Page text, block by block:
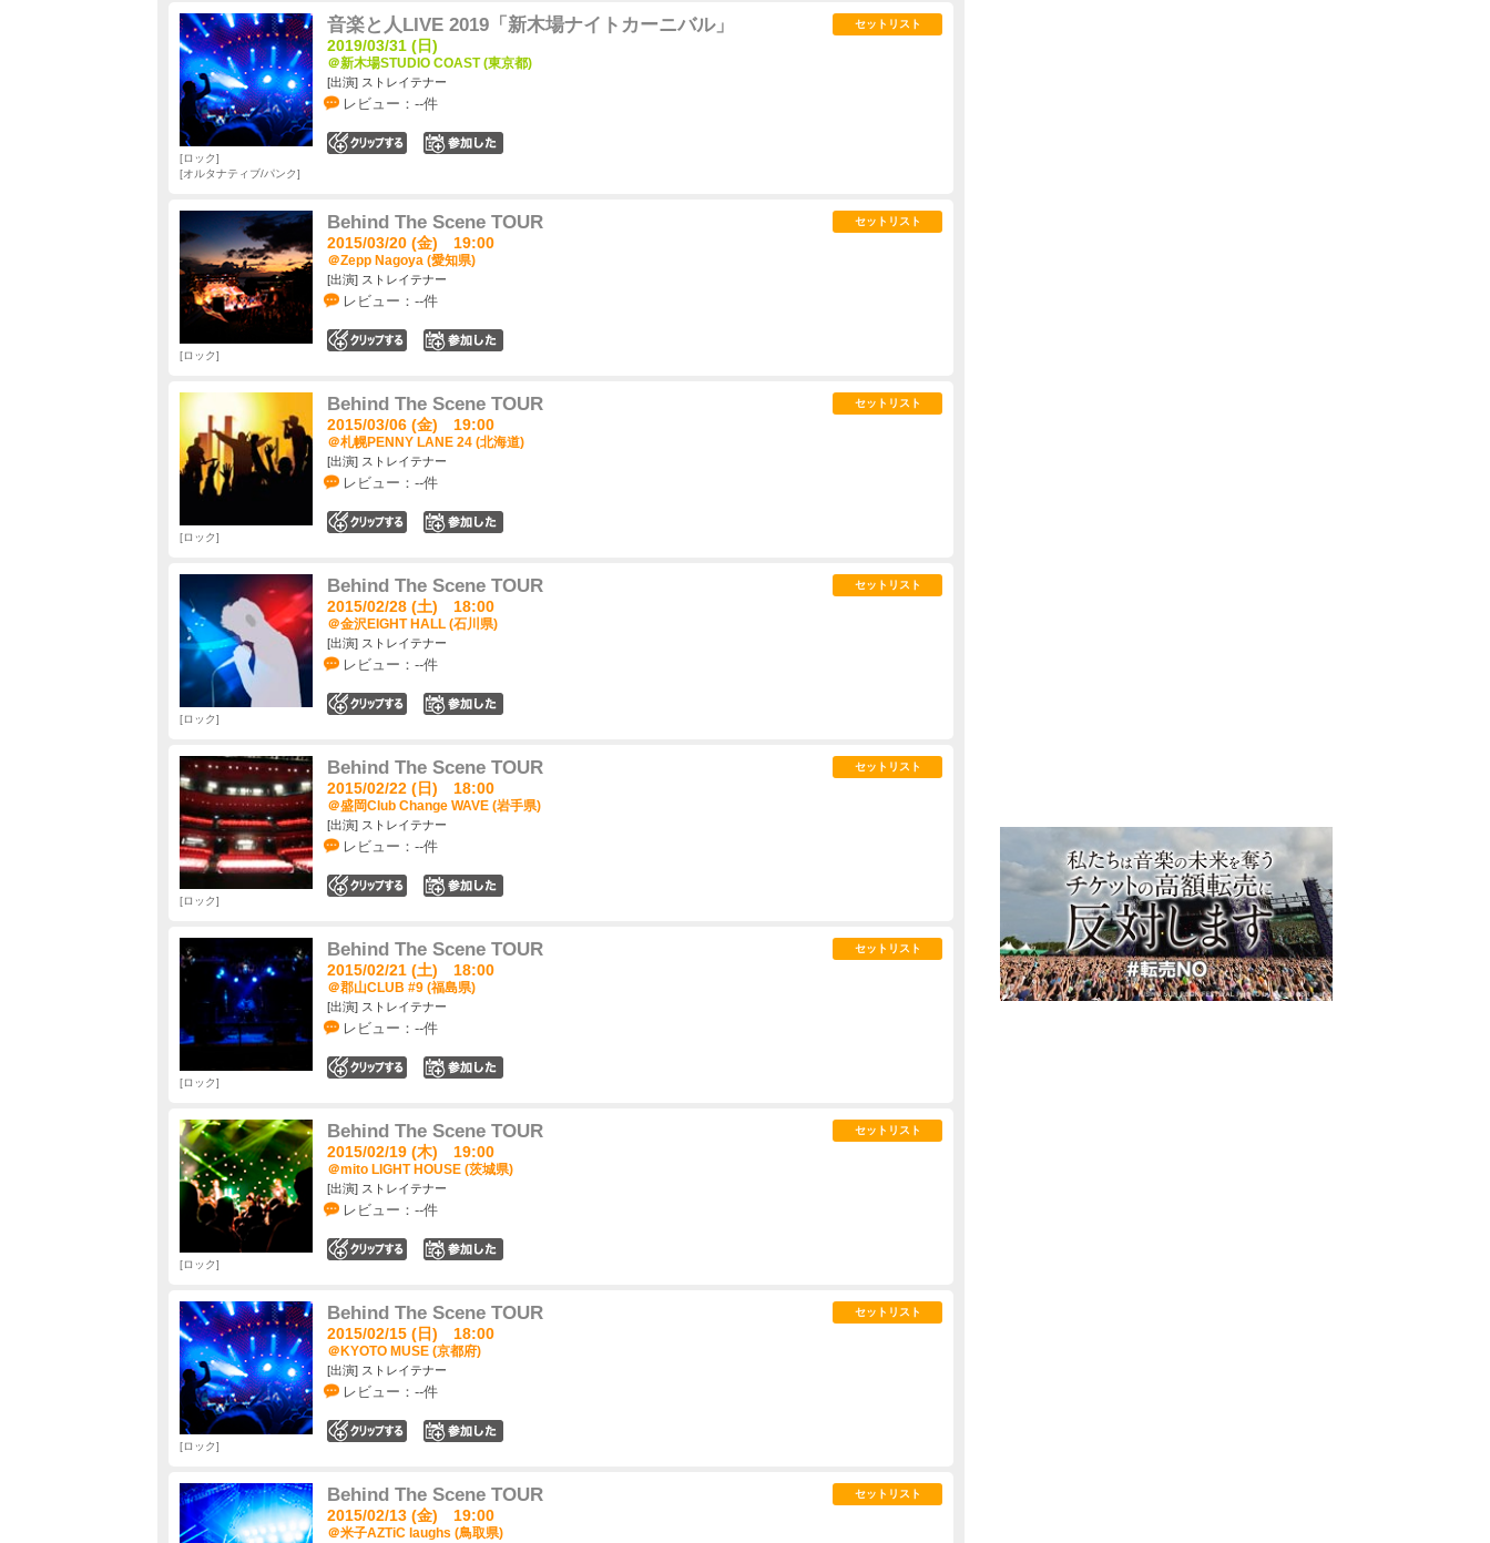
音楽と人LIVE 2019「新木場ナイトカーニバル」
2019/03/31 (日)
＠新木場STUDIO COAST (東京都)
[出演] ストレイテナー
レビュー：--件
セットリスト
ロック
オルタナティブ/パンク
Behind The Scene TOUR
2015/03/20 (金) 19:00
＠Zepp Nagoya (愛知県)
[出演] ストレイテナー
レビュー：--件
セットリスト
ロック
Behind The Scene TOUR
2015/03/06 (金) 19:00
＠札幌PENNY LANE 24 (北海道)
[出演] ストレイテナー
レビュー：--件
セットリスト
ロック
Behind The Scene TOUR
2015/02/28 (土) 18:00
＠金沢EIGHT HALL (石川県)
[出演] ストレイテナー
レビュー：--件
セットリスト
ロック
Behind The Scene TOUR
2015/02/22 (日) 18:00
＠盛岡Club Change WAVE (岩手県)
[出演] ストレイテナー
レビュー：--件
セットリスト
ロック
Behind The Scene TOUR
2015/02/21 (土) 18:00
＠郡山CLUB #9 (福島県)
[出演] ストレイテナー
レビュー：--件
セットリスト
ロック
Behind The Scene TOUR
2015/02/19 (木) 19:00
＠mito LIGHT HOUSE (茨城県)
[出演] ストレイテナー
レビュー：--件
セットリスト
ロック
Behind The Scene TOUR
2015/02/15 (日) 18:00
＠KYOTO MUSE (京都府)
[出演] ストレイテナー
レビュー：--件
セットリスト
ロック
Behind The Scene TOUR
2015/02/13 (金) 19:00
＠米子AZTiC laughs (鳥取県)
セットリスト